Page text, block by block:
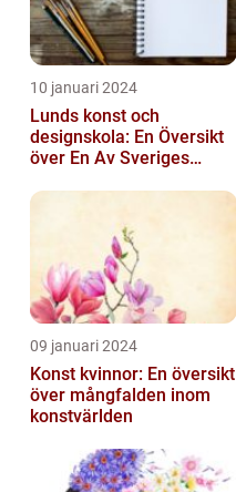
10 januari 2024
Lunds konst och
designskola: En Översikt
över En Av Sveriges
Utbildningsanstalter inom
09 januari 2024
Konst kvinnor: En översikt
över mångfalden inom
konstvärlden